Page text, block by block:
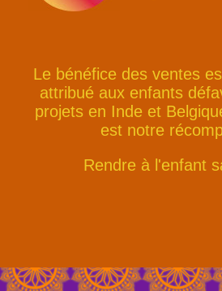
Le bénéfice des ventes
attribué aux enfants
projets en Inde et
est notre
Rendre à l'enfant